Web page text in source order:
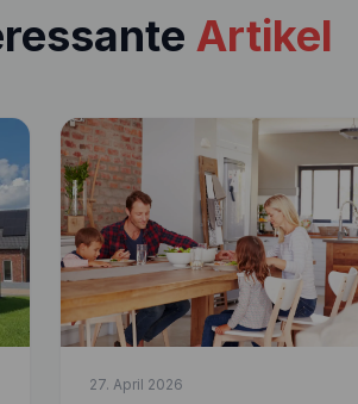
Artikel
27. April 2026